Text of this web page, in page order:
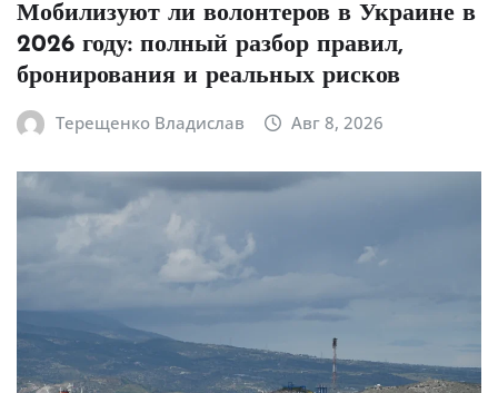
Мобилизуют ли волонтеров в Украине в
2026 году: полный разбор правил,
бронирования и реальных рисков
Терещенко Владислав Авг 8, 2026